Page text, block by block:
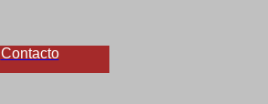
Contacto